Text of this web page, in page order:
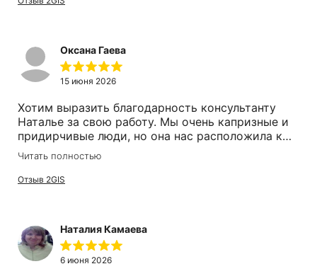
Оксана Гаева
15 июня 2026
Хотим выразить благодарность консультанту
Наталье за свою работу. Мы очень капризные и
придирчивые люди, но она нас расположила к
себе, помогла подобрать нам диван,
порекомендовала ткань и цвета для нашего
интерьера. Сегодня мы его получили, доставка и
Читать полностью
Отзыв 2GIS
Наталия Камаева
6 июня 2026